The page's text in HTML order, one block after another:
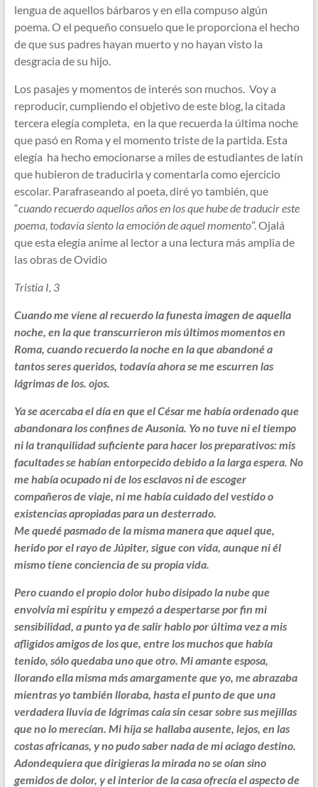
lengua de aquellos bárbaros y en ella compuso algún
poema. O el pequeño consuelo que le proporciona el hecho
de que sus padres hayan muerto y no hayan visto la
desgracia de su hijo.
Los pasajes y momentos de interés son muchos. Voy a
reproducir, cumpliendo el objetivo de este blog, la citada
tercera elegía completa, en la que recuerda la última noche
que pasó en Roma y el momento triste de la partida. Esta
elegía ha hecho emocionarse a miles de estudiantes de latín
que hubieron de traducirla y comentarla como ejercicio
escolar. Parafraseando al poeta, diré yo también, que
“cuando recuerdo aquellos años en los que hube de traducir este
poema, todavía siento la emoción de aquel momento”. Ojalá
que esta elegía anime al lector a una lectura más amplia de
las obras de Ovidio
Tristia I, 3
Cuando me viene al recuerdo la funesta imagen de aquella
noche, en la que transcurrieron mis últimos momentos en
Roma, cuando recuerdo la noche en la que abandoné a
tantos seres queridos, todavía ahora se me escurren las
lágrimas de los. ojos.
Ya se acercaba el día en que el César me había ordenado que
abandonara los confines de Ausonia. Yo no tuve ni el tiempo
ni la tranquilidad suficiente para hacer los preparativos: mis
facultades se habían entorpecido debido a la larga espera. No
me había ocupado ni de los esclavos ni de escoger
compañeros de viaje, ni me había cuidado del vestido o
existencias apropiadas para un desterrado.
Me quedé pasmado de la misma manera que aquel que,
herido por el rayo de Júpiter, sigue con vida, aunque ni él
mismo tiene conciencia de su propia vida.
Pero cuando el propio dolor hubo disipado la nube que
envolvía mi espíritu y empezó a despertarse por fin mi
sensibilidad, a punto ya de salir hablo por última vez a mis
afligidos amigos de los que, entre los muchos que había
tenido, sólo quedaba uno que otro. Mi amante esposa,
llorando ella misma más amargamente que yo, me abrazaba
mientras yo también lloraba, hasta el punto de que una
verdadera lluvia de lágrimas caía sin cesar sobre sus mejillas
que no lo merecían. Mi hija se hallaba ausente, lejos, en las
costas africanas, y no pudo saber nada de mi aciago destino.
Adondequiera que dirigieras la mirada no se oían sino
gemidos de dolor, y el interior de la casa ofrecía el aspecto de